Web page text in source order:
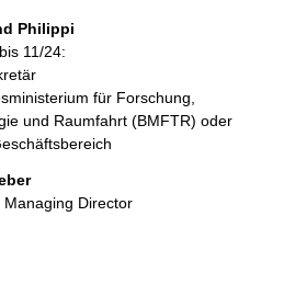
Philippi
11/24:
für Forschung,
und Raumfahrt (BMFTR) oder
Managing Director